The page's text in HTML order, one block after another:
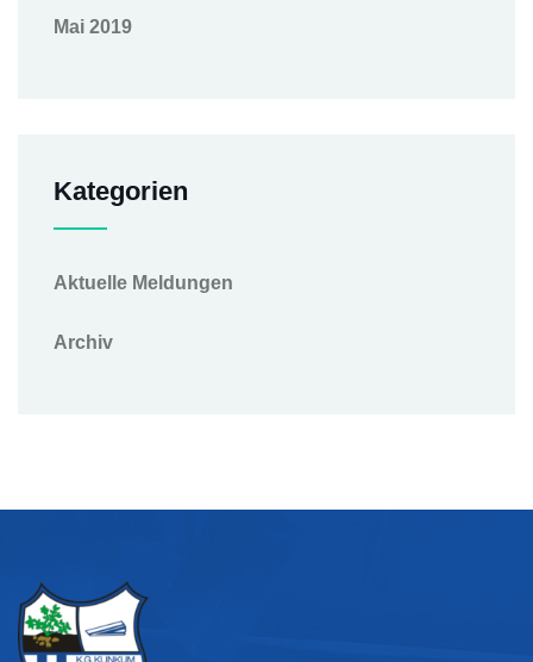
Mai 2019
Kategorien
Aktuelle Meldungen
Archiv